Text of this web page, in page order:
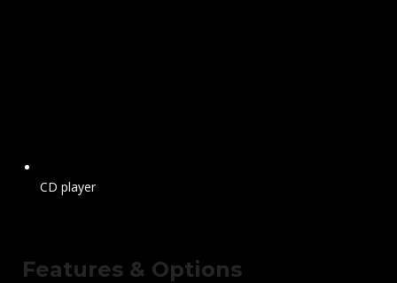
CD player
Features & Options